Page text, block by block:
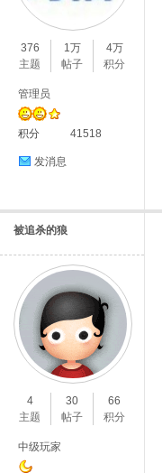
376
主题
1万
帖子
4万
积分
管理员
积分 41518
发消息
被追杀的狼
4
主题
30
帖子
66
积分
中级玩家